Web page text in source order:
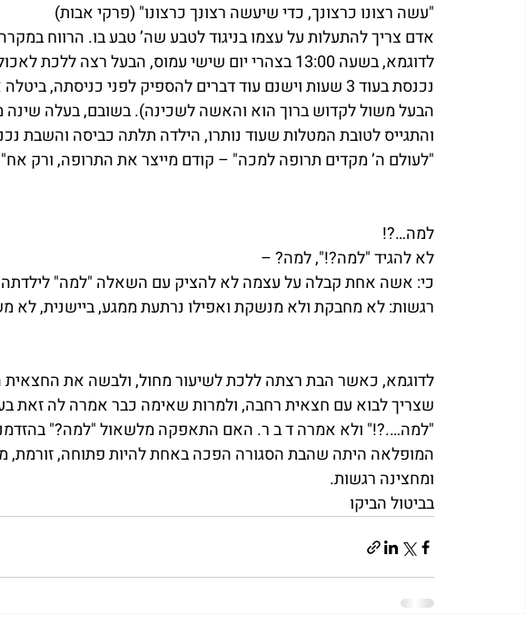
"עשה רצונו כרצונך, כדי שיעשה רצונך כרצונו" (פרקי אבות)
אדם צריך להתעלות על עצמו בניגוד לטבע שה’ טבע בו. הרווח
לדוגמא, בשעה 13:00 בצהרי יום שישי עמוס, הבעל
נכנסת בעוד 3 שעות וישנם עוד דברים להספיק לפני כניסתה,
הבעל משול לקדוש ברוך הוא והאשה לשכינה). בשובם, בעלה שינה
והתגייס לטובת המטלות שעוד נותרו, הילדה תלתה כביסה והשבת
"לעולם ה’ מקדים תרופה למכה" – קודם מייצר את התרופה, ורק
למה…?!
לא להגיד "למה?!", למה? –
כי: אשה אחת קבלה על עצמה לא להציק עם השאלה "למה"
רגשות: לא מחבקת ולא מנשקת ואפילו נרתעת ממגע, ביישנית, לא
לדוגמא, כאשר הבת רצתה ללכת לשיעור מחול, ולבשה את
שצריך לבוא עם חצאית רחבה, ולמרות שאימה כבר אמרה לה
"למה….?!" ולא אמרה ד ב ר. האם התאפקה מלשאול "למה?"
המופלאה היתה שהבת הסגורה הפכה באחת להיות פתוחה, זורמת,
ומחצינה רגשות.
בביטול הביקו